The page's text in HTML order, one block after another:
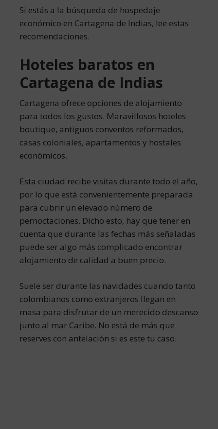
Si estás a la búsqueda de hospedaje
económico en Cartagena de Indias, lee estas
recomendaciones.
Hoteles baratos en
Cartagena de Indias
Cartagena ofrece opciones de alojamiento
para todos los gustos. Maravillosos hoteles
boutique, antiguos conventos reformados,
casas coloniales, apartamentos y hostales
económicos.
Esta ciudad recibe visitas durante todo el año,
por lo que está convenientemente preparada
para cubrir un elevado número de
pernoctaciones. Dicho esto, hay que tener en
cuenta que durante las fechas más señaladas
puede ser algo más complicado encontrar
alojamiento de calidad a buen precio.
Suele ser durante las navidades cuando tanto
colombianos como extranjeros llegan en
masa para disfrutar de un merecido descanso
junto al mar Caribe. No está de más que
reserves con antelación si es este tu caso.